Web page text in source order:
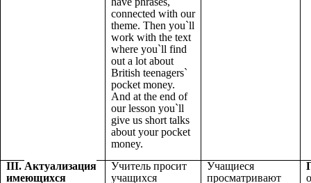
connected with our
theme. Then you`ll
work with the text
where you`ll find
out a lot about
British teenagers`
pocket money.
And at the end of
our lesson you`ll
give us short talks
about your pocket
money.
III. Актуализация
имеющихся
Учитель просит
учащихся
Учащиеся
просматривают